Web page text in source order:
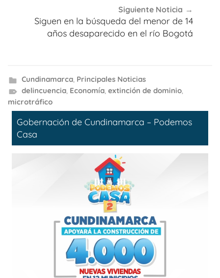
Siguiente Noticia
Siguen en la búsqueda del menor de 14
años desaparecido en el río Bogotá
Cundinamarca, Principales Noticias
delincuencia, Economía, extinción de dominio,
microtráfico
Gobernación de Cundinamarca – Podemos
Casa